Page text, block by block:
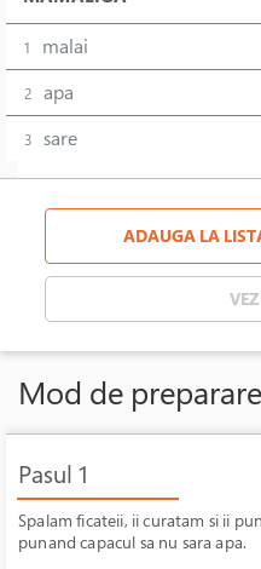
1 malai
2 apa
3 sare
ADAUGA LA
Mod de preparare
Pasul 1
Spalam ficateii, ii curatam si ii
punand capacul sa nu sara apa.